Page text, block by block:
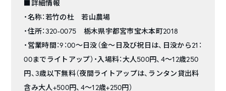
■詳細情報
・名称：若竹の杜 若山農場
・住所：320-0075 栃木県宇都宮市宝木本町2018
・営業時間：9：00～日没（金～日及び祝日は、日没から21：
00までライトアップ）・入場料：大人500円、4～12歳250
円、3歳以下無料（夜間ライトアップは、ランタン貸出料
含み大人+500円、4～12歳+250円）